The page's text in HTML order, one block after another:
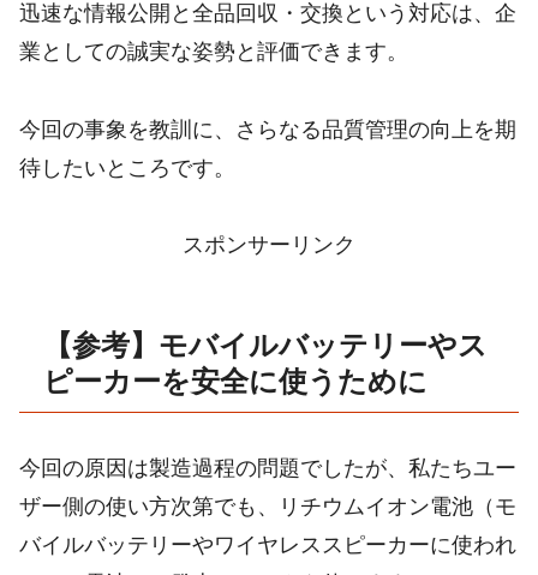
迅速な情報公開と全品回収・交換という対応は、企
業としての誠実な姿勢と評価できます。
今回の事象を教訓に、さらなる品質管理の向上を期
待したいところです。
スポンサーリンク
【参考】モバイルバッテリーやス
ピーカーを安全に使うために
今回の原因は製造過程の問題でしたが、私たちユー
ザー側の使い方次第でも、リチウムイオン電池（モ
バイルバッテリーやワイヤレススピーカーに使われ